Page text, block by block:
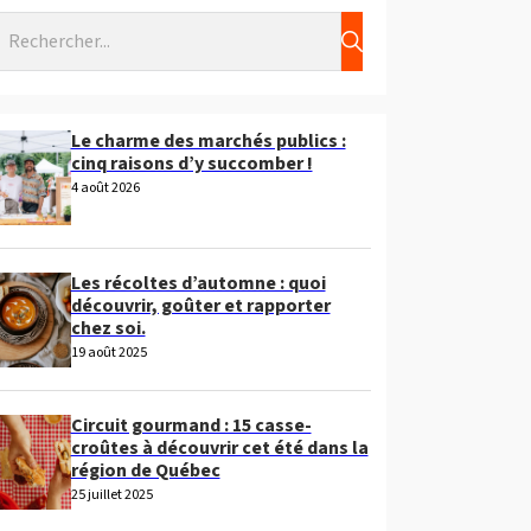
Le charme des marchés publics :
cinq raisons d’y succomber !
4 août 2026
Les récoltes d’automne : quoi
découvrir, goûter et rapporter
chez soi.
19 août 2025
Circuit gourmand : 15 casse-
croûtes à découvrir cet été dans la
région de Québec
25 juillet 2025